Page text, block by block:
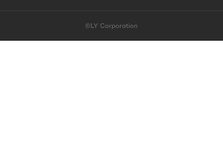
©LY Corporation
このコンテンツは掲載が終了しました | LINE占い